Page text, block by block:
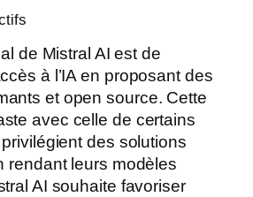
de Mistral AI est de
à l’IA en proposant des
et open source. Cette
avec celle de certains
des solutions
rendant leurs modèles
AI souhaite favoriser